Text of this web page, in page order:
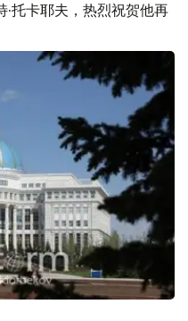
托卡耶夫，热烈祝贺他再